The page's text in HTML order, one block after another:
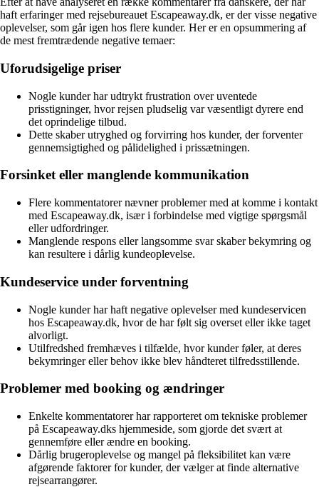
haft erfaringer med rejsebureauet Escapeaway.dk, er der visse negative
oplevelser, som går igen hos flere kunder. Her er en opsummering af
de mest fremtrædende negative temaer:
Uforudsigelige priser
Nogle kunder har udtrykt frustration over uventede
prisstigninger, hvor rejsen pludselig var væsentligt dyrere end
det oprindelige tilbud.
Dette skaber utryghed og forvirring hos kunder, der forventer
gennemsigtighed og pålidelighed i prissætningen.
Forsinket eller manglende kommunikation
Flere kommentatorer nævner problemer med at komme i kontakt
med Escapeaway.dk, især i forbindelse med vigtige spørgsmål
eller udfordringer.
Manglende respons eller langsomme svar skaber bekymring og
kan resultere i dårlig kundeoplevelse.
Kundeservice under forventning
Nogle kunder har haft negative oplevelser med kundeservicen
hos Escapeaway.dk, hvor de har følt sig overset eller ikke taget
alvorligt.
Utilfredshed fremhæves i tilfælde, hvor kunder føler, at deres
bekymringer eller behov ikke blev håndteret tilfredsstillende.
Problemer med booking og ændringer
Enkelte kommentatorer har rapporteret om tekniske problemer
på Escapeaway.dks hjemmeside, som gjorde det svært at
gennemføre eller ændre en booking.
Dårlig brugeroplevelse og mangel på fleksibilitet kan være
afgørende faktorer for kunder, der vælger at finde alternative
rejsearrangører.